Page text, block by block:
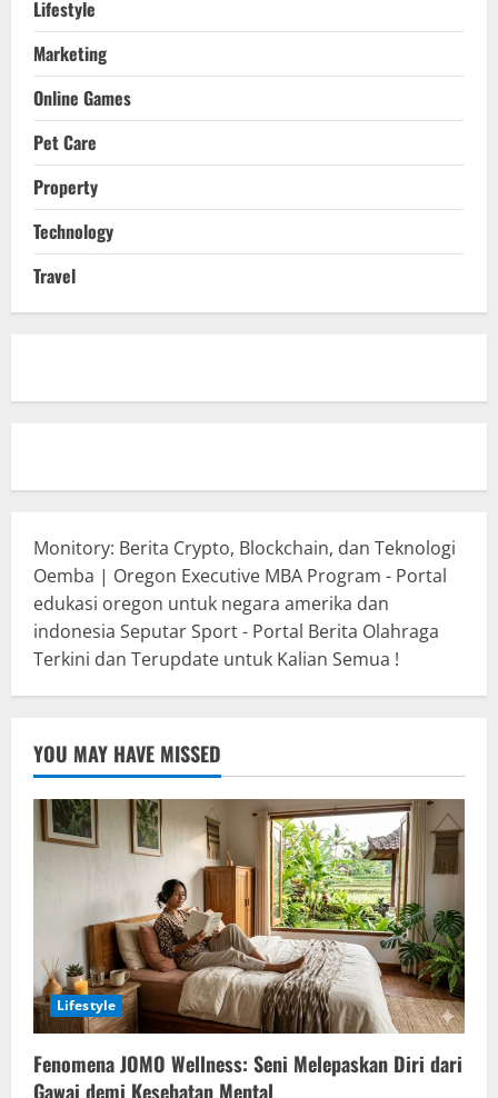
Lifestyle
Marketing
Online Games
Pet Care
Property
Technology
Travel
Monitory: Berita Crypto, Blockchain, dan Teknologi
Oemba | Oregon Executive MBA Program - Portal
edukasi oregon untuk negara amerika dan
indonesia Seputar Sport - Portal Berita Olahraga
Terkini dan Terupdate untuk Kalian Semua !
YOU MAY HAVE MISSED
Lifestyle
Fenomena JOMO Wellness: Seni Melepaskan Diri dari
Gawai demi Kesehatan Mental